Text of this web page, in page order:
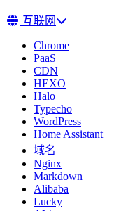
互联网
Chrome
PaaS
CDN
HEXO
Halo
Typecho
WordPress
Home Assistant
域名
Nginx
Markdown
Alibaba
Lucky